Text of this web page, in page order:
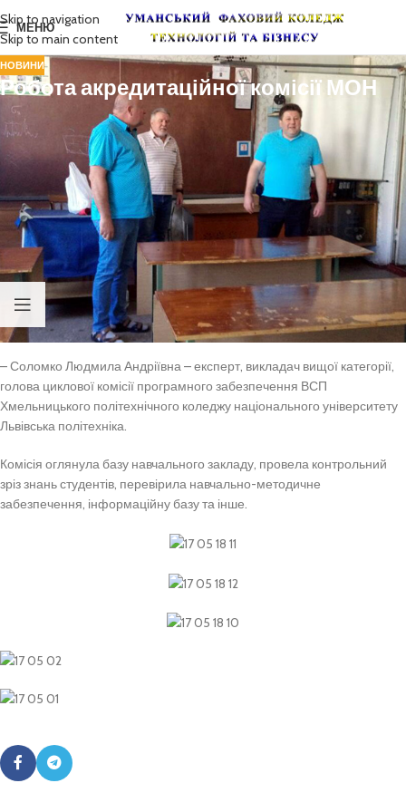
Skip to navigation
Skip to main content
МЕНЮ
НОВИНИ
Робота акредитаційної комісії МОН
З 14 по 16 травня 2018 року відповідно до пункту 4. Положення про
акредитацію вищих навчальних закладів і
спеціальностей у вищих
навчальних закладах та вищих професійних училищах
затвердженого Постановою Кабінету Міністрів України від
09.08.2001р. №978 на базі ВСП АТК УНУС працювала комісія МОН з
метою проведення чергової акредитаційної експертизи із
спеціальності 5.05010101 “Обслуговування програмних систем і
комплексів” у складі:
– Ніконов Олег Якович – голова комісії, доктор технічних наук,
професор кафедри комп’ютерних технологій і мехатроніки
Харківського національного автомобільно-дорожного університету;
– Соломко Людмила Андріївна – експерт, викладач вищої категорії,
голова циклової комісії програмного забезпечення ВСП
Хмельницького політехнічного коледжу національного університету
Львівська політехніка.
Комісія оглянула базу навчального закладу, провела контрольний
зріз знань студентів, перевірила навчально-методичне
забезпечення, інформаційну базу та інше.